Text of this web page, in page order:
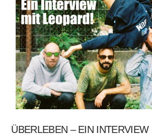
ÜBERLEBEN – EIN INTERVIEW